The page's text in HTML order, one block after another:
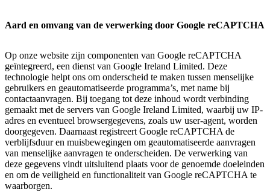
Aard en omvang van de verwerking door Google reCAPTCHA
Op onze website zijn componenten van Google reCAPTCHA
geïntegreerd, een dienst van Google Ireland Limited. Deze
technologie helpt ons om onderscheid te maken tussen menselijke
gebruikers en geautomatiseerde programma’s, met name bij
contactaanvragen. Bij toegang tot deze inhoud wordt verbinding
gemaakt met de servers van Google Ireland Limited, waarbij uw IP-
adres en eventueel browsergegevens, zoals uw user-agent, worden
doorgegeven. Daarnaast registreert Google reCAPTCHA de
verblijfsduur en muisbewegingen om geautomatiseerde aanvragen
van menselijke aanvragen te onderscheiden. De verwerking van
deze gegevens vindt uitsluitend plaats voor de genoemde doeleinden
en om de veiligheid en functionaliteit van Google reCAPTCHA te
waarborgen.